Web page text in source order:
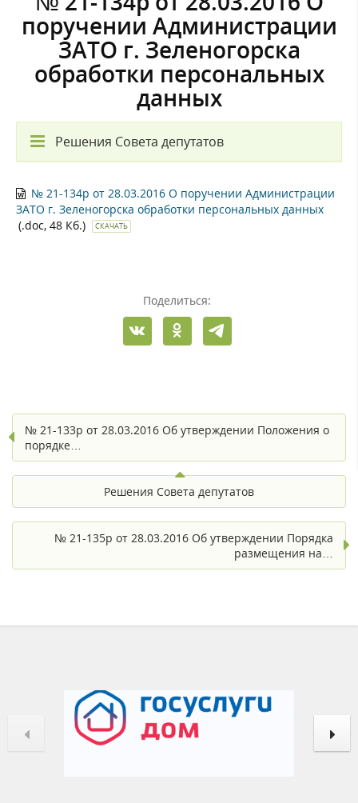
поручении Администрации
ЗАТО г. Зеленогорска
обработки персональных
данных
Решения Совета депутатов
№ 21-134р от 28.03.2016 О поручении Администрации
ЗАТО г. Зеленогорска обработки персональных данных
(.doc, 48 Кб.)
СКАЧАТЬ
Поделиться:
№ 21-133р от 28.03.2016 Об утверждении Положения о
порядке…
Решения Совета депутатов
№ 21-135р от 28.03.2016 Об утверждении Порядка
размещения на…